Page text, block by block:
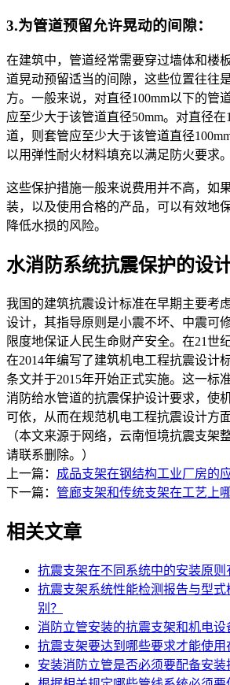
3.为管道预留允许晃动的间隙：
在建筑中，管道经常需要穿过墙体和楼
道晃动预留适当的间隙，这些位置往往
方。一般来说，对直径100mm以下的管
应至少大于该管道直径50mm。对直径在
道，则套管应至少大于该管道直径
以用弹性耐火材料填充以满足防火要求。
这些保护措施一般来说费用并不高，如
装，以及使用合格的产品，可以有效地
降低水损的风险。
水消防系统抗震保护的设
我国的建筑抗震设计标准在早期主要考
设计，其指导原则是小震不坏、中震可
限度地保证人民生命财产安全。在21世
在2014年编写了建筑机电工程抗震设计
条文并于2015年开始正式实施。这一标
消防给水管道的抗震保护设计要求，使
可依，从而在规范机电工程抗震设计方
（本文来源于网络，云南恒境抗震支架
请联系删除。）
上一篇： 成品支架在钢结构工业厂房的
下一篇： 管廊支架和传统支架在工艺上
相关文章
抗震支架在不同系统中的安装原则
抗震支架系统性能检测报告与型式
别？
消防立管安装的抗震支架和机电设
抗震支架要达到哪些要求才能使用
安装消防立管是否必须要配备安装